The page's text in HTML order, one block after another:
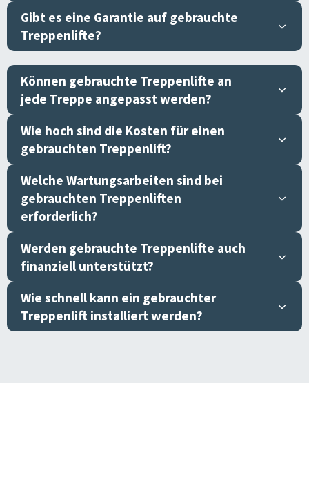
Gibt es eine Garantie auf gebrauchte
Treppenlifte?
Können gebrauchte Treppenlifte an
jede Treppe angepasst werden?
Wie hoch sind die Kosten für einen
gebrauchten Treppenlift?
Welche Wartungsarbeiten sind bei
gebrauchten Treppenliften
erforderlich?
Werden gebrauchte Treppenlifte auch
finanziell unterstützt?
Wie schnell kann ein gebrauchter
Treppenlift installiert werden?